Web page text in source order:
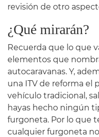
revisión de otro
¿Qué mirarán?
Recuerda que lo que
elementos que
autocaravanas. Y,
una ITV de reforma el
vehículo tradicional,
hayas hecho ningún
furgoneta. Por lo que
cualquier furgoneta